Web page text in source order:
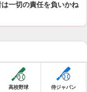
一切の責任を負いかね
高校野球 侍ジャパン